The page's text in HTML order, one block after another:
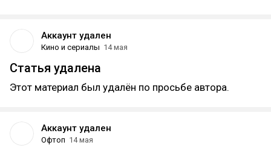
Аккаунт удален
Кино и сериалы 14 мая
Статья удалена
Этот материал был удалён по просьбе автора.
Аккаунт удален
Офтоп 14 мая